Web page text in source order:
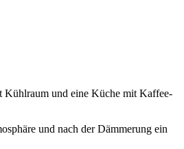
Kühlraum und eine Küche mit Kaffee-
und nach der Dämmerung ein